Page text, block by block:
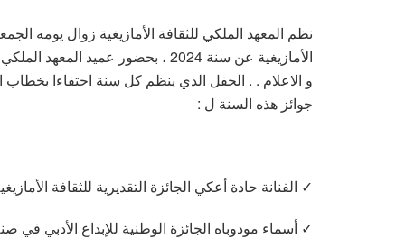
الأمازيغية عن سنة 2024 ، بحضور
و الاعلام . . الحفل الذي ينظم كل سنة احتفاءا بخطاب
جوائز هذه السنة ل :
✓ الفنانة حادة أعكي الجائزة التقديرية للثقافة الأمازيغية
✓ أسماء مودوباه الجائزة الوطنية للإبداع الأدبي